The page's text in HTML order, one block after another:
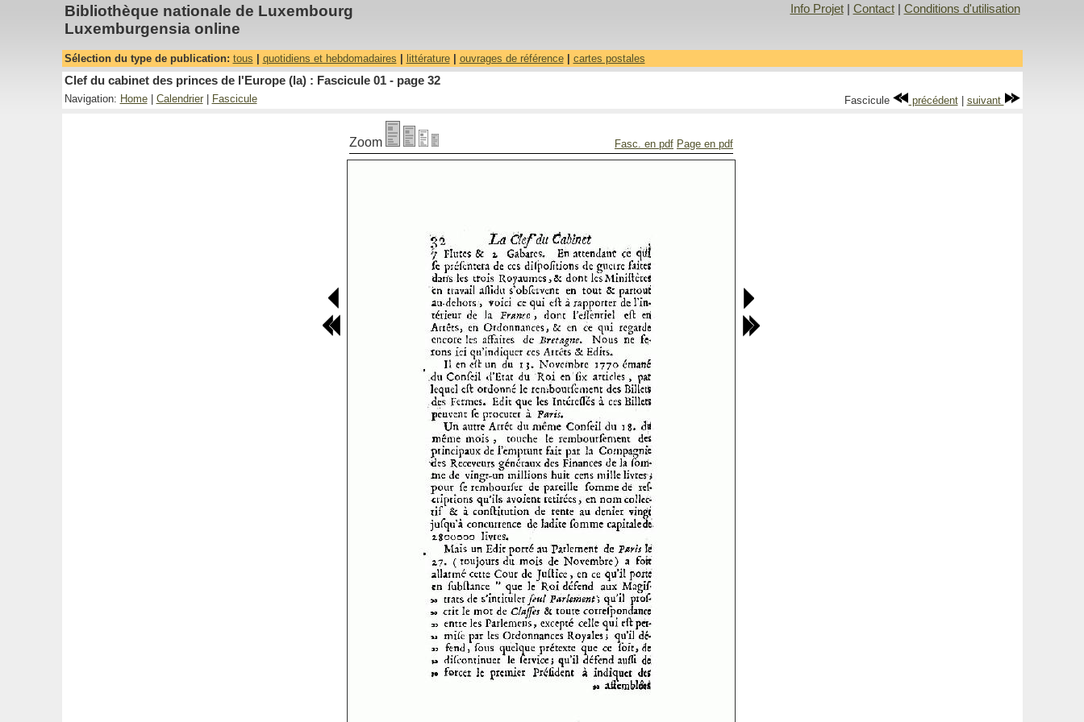
Bibliothèque nationale de Luxembourg
Luxemburgensia online
Info Projet| Contact| Conditions d'utilisation
Sélection du type de publication: tous quotidiens et hebdomadaires littérature| ouvrages de référence| cartes postales
Clef du cabinet des princes de l'Europe (la) : Fascicule 01 - page 32
Navigation: Home| Calendrier| Fascicule Fascicule précédent| suivant
Zoom Fasc. en pdf Page en pdf